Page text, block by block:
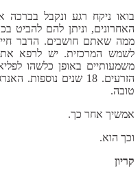
בואו ניקח רגע ונקבל
האחרונים, וניתן להם להביט
ממה שאתם חושבים. הדבר
לשמש המרכזית. יש לרפא את
משמעותיים באופן כלשהו
הזרעים. 18 שנים
טובה.
אמשיך אחר כך.
וכך הוא.
קריון